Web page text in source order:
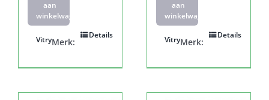
aan
winkelwagen
Details
Merk:
Vitry
aan
winkelwagen
Details
Merk:
Vitry